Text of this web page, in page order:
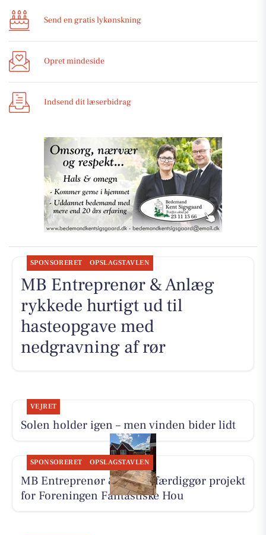
Send en gratis lykønskning
Opret mindeside
Indsend dit læserbidrag
SPONSORERET OPSLAGSTAVLEN
MB Entreprenør & Anlæg
rykkede hurtigt ud til
hasteopgave med
nedgravning af rør
VEJRET
Solen holder igen – men vinden bider lidt
SPONSORERET OPSLAGSTAVLEN
MB Entreprenør & Anlæg færdiggør projekt
for Foreningen Fantastiske Hou